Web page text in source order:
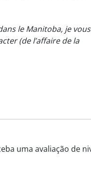
le Manitoba, je vous
(de l’affaire de la
uma avaliação de